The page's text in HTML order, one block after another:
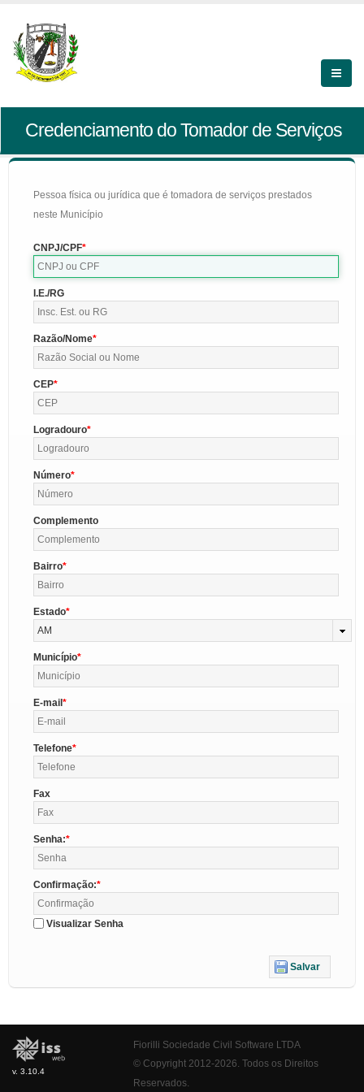
Credenciamento do Tomador de Serviços
Pessoa física ou jurídica que é tomadora de serviços prestados
neste Município
CNPJ/CPF
I.E./RG
Razão/Nome
CEP
Logradouro
Número
Complemento
Bairro
Estado
AM
Município
E-mail
Telefone
Fax
Senha:
Confirmação:
Visualizar Senha
Salvar
v. 3.10.4
Fiorilli Sociedade Civil Software LTDA
© Copyright 2012-2026. Todos os Direitos
Reservados.